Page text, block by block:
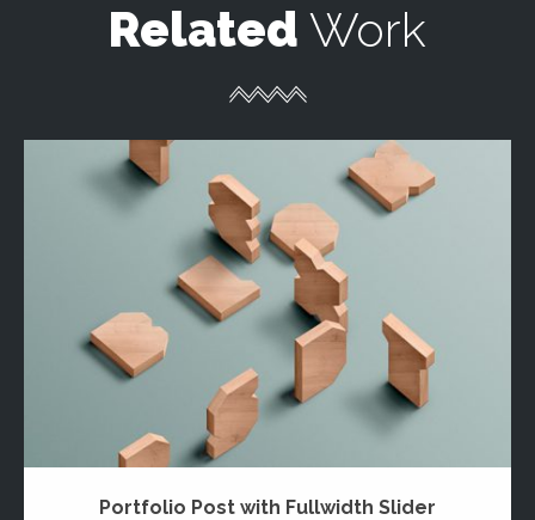
Related Work
Portfolio Post with Fullwidth Slider